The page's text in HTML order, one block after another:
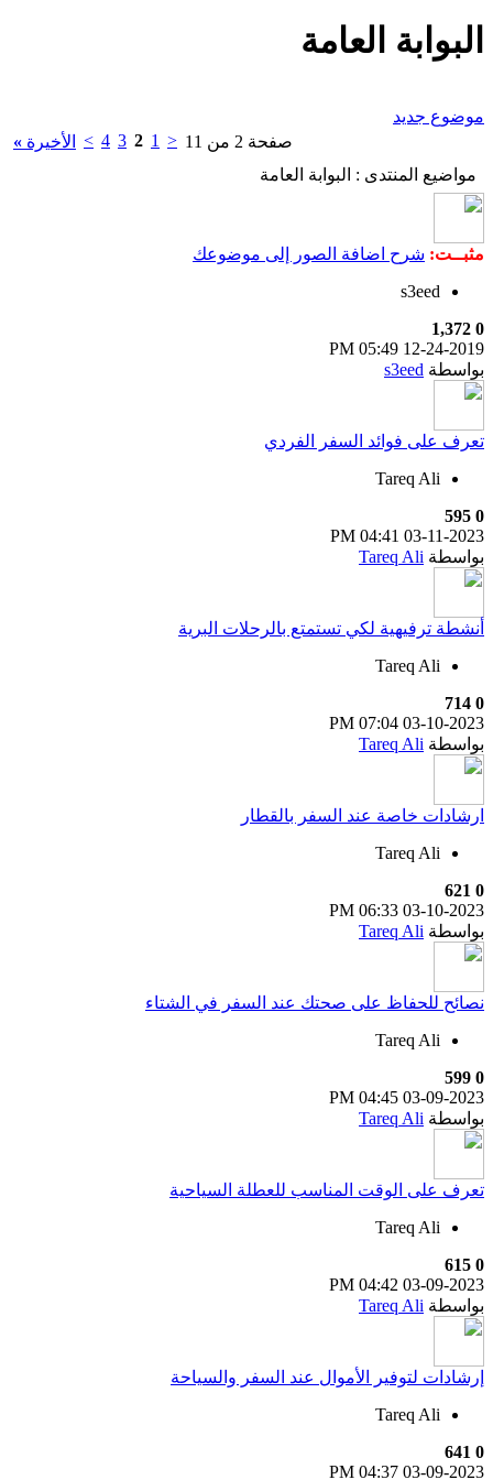
البوابة العامة
موضوع جديد
صفحة 2 من 11
<
1
2
3
4
> الأخيرة »
مواضيع المنتدى : البوابة العامة
مثبــت: شرح اضافة الصور إلى موضوعك
s3eed
0
1,372
12-24-2019
05:49 PM
بواسطة s3eed
تعرف على فوائد السفر الفردي
Tareq Ali
0
595
03-11-2023
04:41 PM
بواسطة Tareq Ali
أنشطة ترفيهية لكي تستمتع بالرحلات البرية
Tareq Ali
0
714
03-10-2023
07:04 PM
بواسطة Tareq Ali
ارشادات خاصة عند السفر بالقطار
Tareq Ali
0
621
03-10-2023
06:33 PM
بواسطة Tareq Ali
نصائح للحفاظ على صحتك عند السفر في الشتاء
Tareq Ali
0
599
03-09-2023
04:45 PM
بواسطة Tareq Ali
تعرف على الوقت المناسب للعطلة السياحية
Tareq Ali
0
615
03-09-2023
04:42 PM
بواسطة Tareq Ali
إرشادات لتوفير الأموال عند السفر والسياحة
Tareq Ali
0
641
03-09-2023
04:37 PM